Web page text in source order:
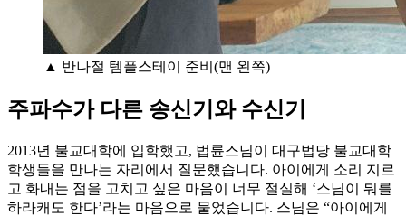
▲ 반나절 템플스테이 준비(맨 왼쪽)
주파수가 다른 송신기와 수신기
2013년 불교대학에 입학했고, 법륜스님이 대구법당 불교대학
학생들을 만나는 자리에서 질문했습니다. 아이에게 소리 지르
고 화내는 점을 고치고 싶은 마음이 너무 절실해 ‘스님이 뭐를
하라캐도 한다’라는 마음으로 물었습니다. 스님은 “아이에게